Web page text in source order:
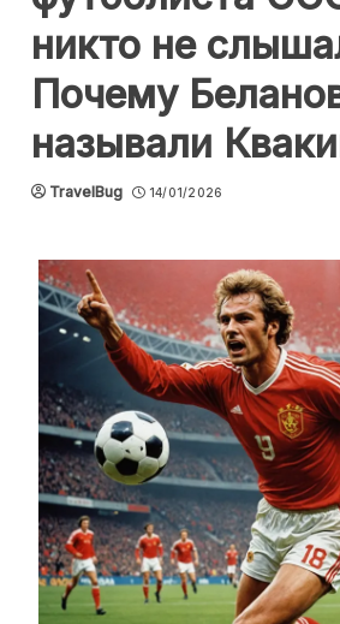
никто не
Почему
называли
TravelBug 14/01/2026